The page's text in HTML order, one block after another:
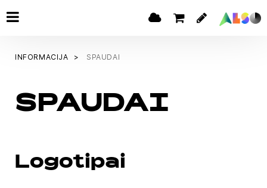
INFORMACIJA SPAUDAI
SPAUDAI
Logotipai